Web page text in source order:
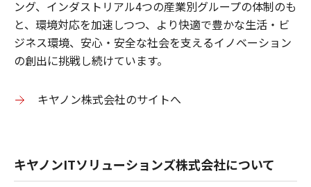
ング、インダストリアル4つの産業別グループの体制のも
と、環境対応を加速しつつ、より快適で豊かな生活・ビ
ジネス環境、安心・安全な社会を支えるイノベーション
の創出に挑戦し続けています。
キヤノン株式会社のサイトへ
キヤノンITソリューションズ株式会社について